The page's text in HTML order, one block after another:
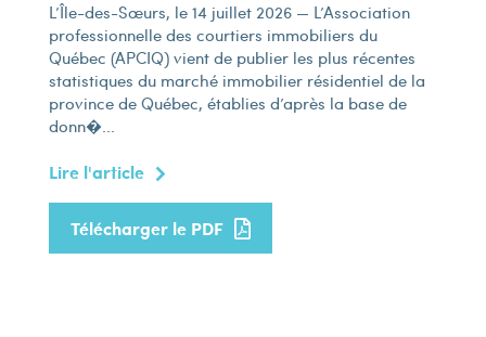
L’Île-des-Sœurs, le 14 juillet 2026 — L’Association
professionnelle des courtiers immobiliers du
Québec (APCIQ) vient de publier les plus récentes
statistiques du marché immobilier résidentiel de la
province de Québec, établies d’après la base de
donn�...
Lire l'article
Télécharger le PDF